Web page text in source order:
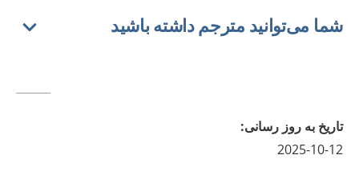
شما می‌توانید مترجم داشته باشید
تاريخ به روز رسانى:
2025-10-12